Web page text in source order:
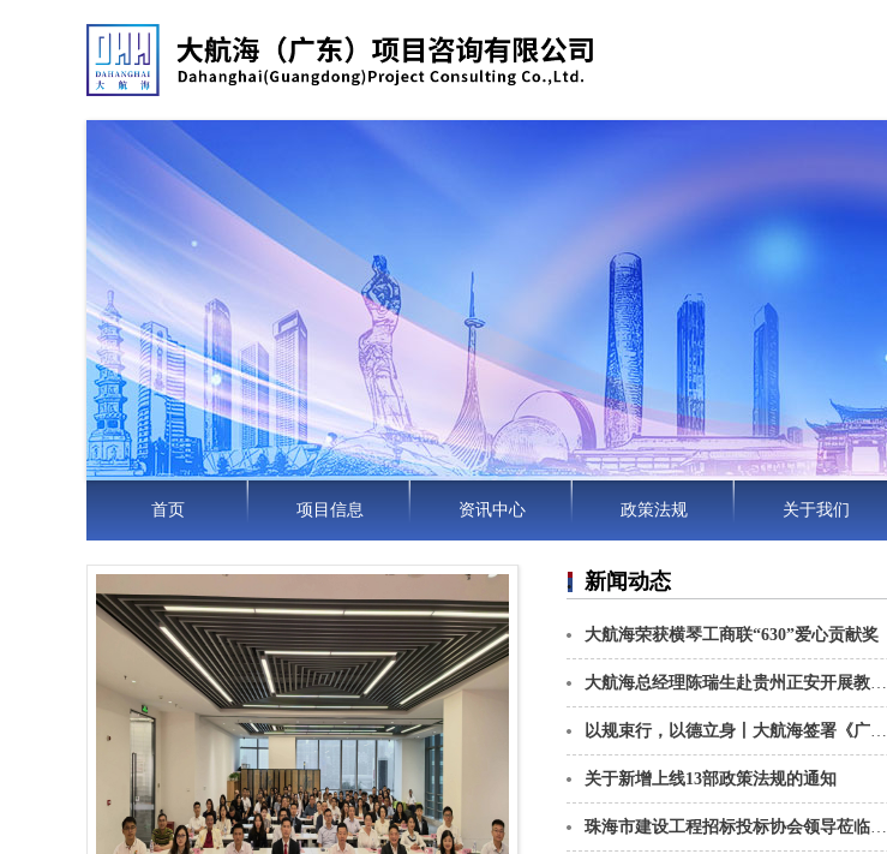
首页 项目信息 资讯中心 政策法规 关于我们
新闻动态
大航海荣获横琴工商联“630”爱心贡献奖
大航海总经理陈瑞生赴贵州正安开展教育帮扶捐赠活动
以规束行，以德立身丨大航海签署《广东省招标投标行业自律公约》
关于新增上线13部政策法规的通知
珠海市建设工程招标投标协会领导莅临大航海（广东）项目咨询有限